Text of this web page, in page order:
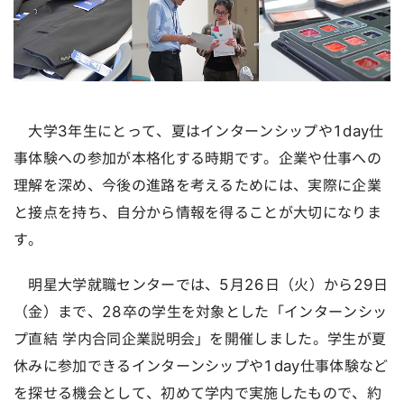
大学3年生にとって、夏はインターンシップや1day仕
事体験への参加が本格化する時期です。企業や仕事への
理解を深め、今後の進路を考えるためには、実際に企業
と接点を持ち、自分から情報を得ることが大切になりま
す。
明星大学就職センターでは、5月26日（火）から29日
（金）まで、28卒の学生を対象とした「インターンシッ
プ直結 学内合同企業説明会」を開催しました。学生が夏
休みに参加できるインターンシップや1day仕事体験など
を探せる機会として、初めて学内で実施したもので、約